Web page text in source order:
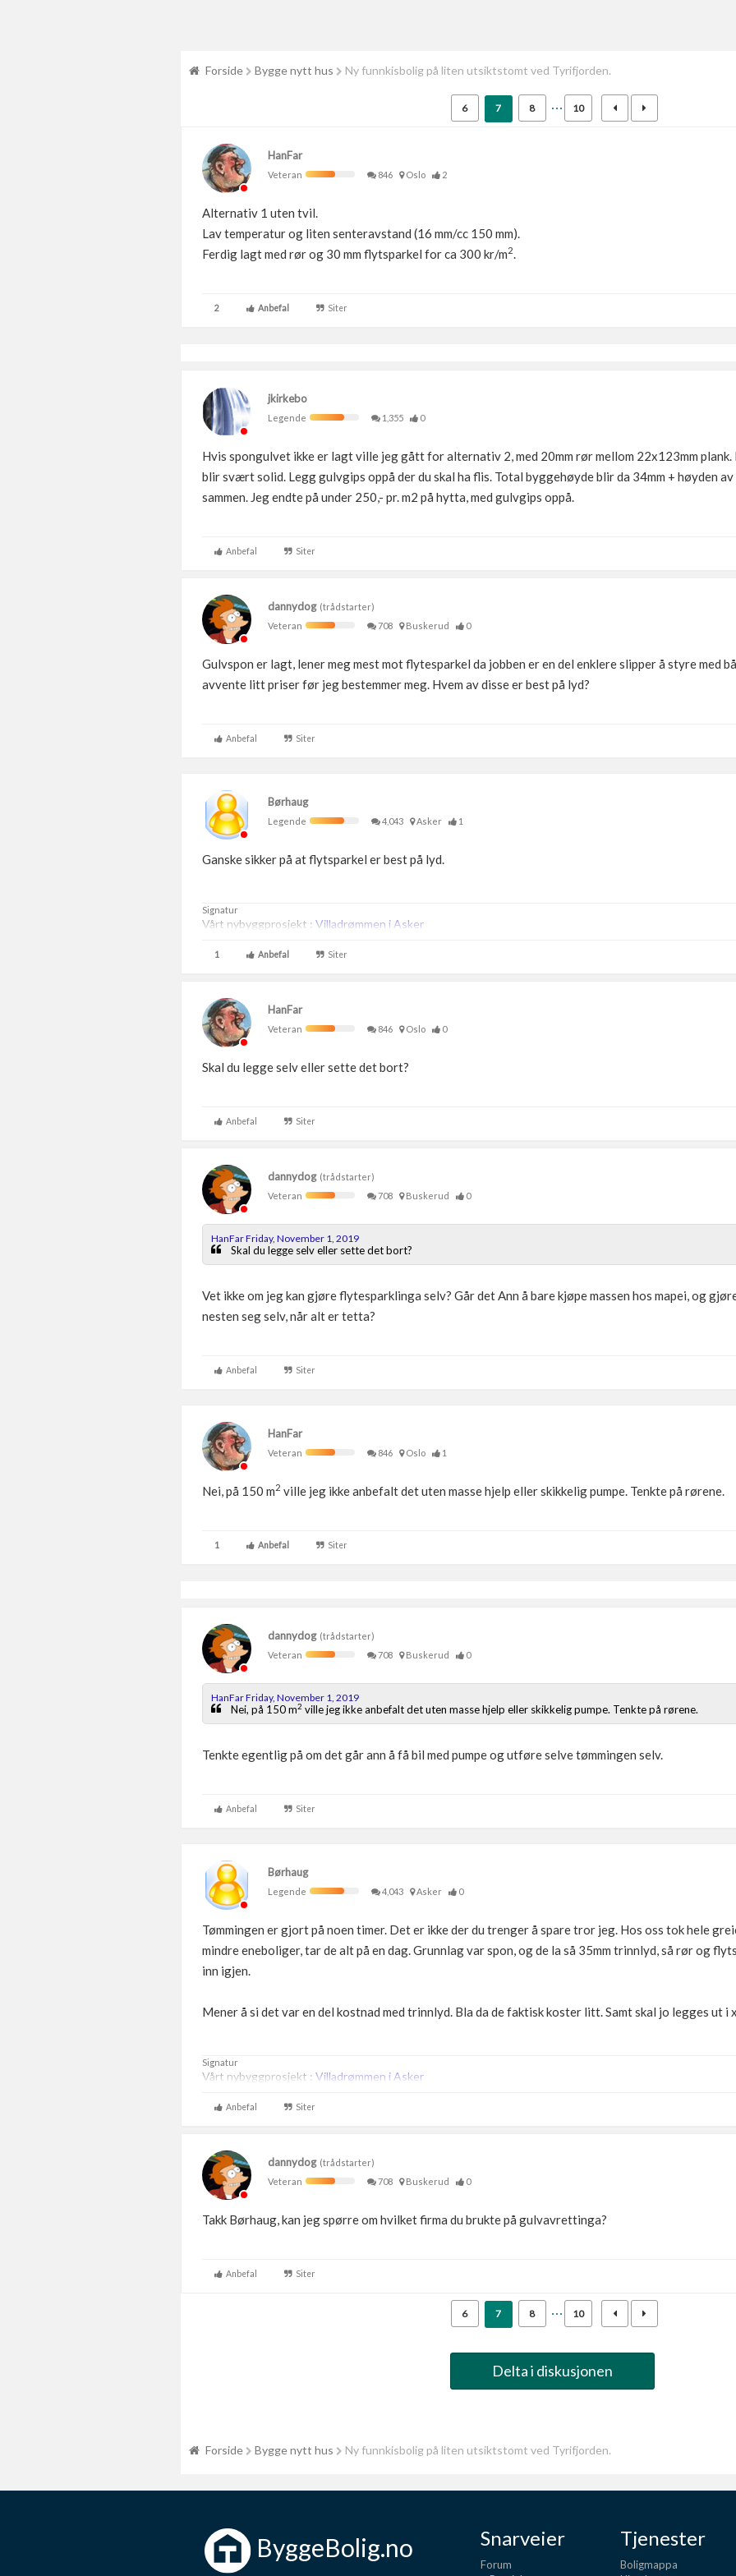
Forside Bygge nytt hus Ny funnkisbolig på liten utsiktstomt ved Tyrifjorden.
6 7 8 10
HanFar
Veteran
846 Oslo 2
Alternativ 1 uten tvil.
Lav temperatur og liten senteravstand (16 mm/cc 150 mm).
Ferdig lagt med rør og 30 mm flytsparkel for ca 300 kr/m2.
2 Anbefal Siter
jkirkebo
Legende
1,355 0
Hvis spongulvet ikke er lagt ville jeg gått for alternativ 2, med 20mm rør mellom 22x123mm
blir svært solid. Legg gulvgips oppå der du skal ha flis. Total byggehøyde blir da 34mm + høyden
sammen. Jeg endte på under 250,- pr. m2 på hytta, med gulvgips oppå.
Anbefal Siter
dannydog(trådstarter)
Veteran
708 Buskerud 0
Gulvspon er lagt, lener meg mest mot flytesparkel da jobben er en del enklere slipper å styre med
avvente litt priser før jeg bestemmer meg. Hvem av disse er best på lyd?
Anbefal Siter
Børhaug
Legende
4,043 Asker 1
Ganske sikker på at flytsparkel er best på lyd.
Signatur
Vårt nybyggprosjekt : Villadrømmen i Asker
1 Anbefal Siter
HanFar
Veteran
846 Oslo 0
Skal du legge selv eller sette det bort?
Anbefal Siter
dannydog(trådstarter)
Veteran
708 Buskerud 0
HanFar Friday, November 1, 2019
Skal du legge selv eller sette det bort?
Vet ikke om jeg kan gjøre flytesparklinga selv? Går det Ann å bare kjøpe massen hos mapei, og
nesten seg selv, når alt er tetta?
Anbefal Siter
HanFar
Veteran
846 Oslo 1
Nei, på 150 m2 ville jeg ikke anbefalt det uten masse hjelp eller skikkelig pumpe. Tenkte på rørene.
1 Anbefal Siter
dannydog(trådstarter)
Veteran
708 Buskerud 0
HanFar Friday, November 1, 2019
Nei, på 150 m2 ville jeg ikke anbefalt det uten masse hjelp eller skikkelig pumpe. Tenkte på rørene.
Tenkte egentlig på om det går ann å få bil med pumpe og utføre selve tømmingen selv.
Anbefal Siter
Børhaug
Legende
4,043 Asker 0
Tømmingen er gjort på noen timer. Det er ikke der du trenger å spare tror jeg. Hos oss tok hele
mindre eneboliger, tar de alt på en dag. Grunnlag var spon, og de la så 35mm trinnlyd, så rør og
inn igjen.
Mener å si det var en del kostnad med trinnlyd. Bla da de faktisk koster litt. Samt skal jo legges ut i
Signatur
Vårt nybyggprosjekt : Villadrømmen i Asker
Anbefal Siter
dannydog(trådstarter)
Veteran
708 Buskerud 0
Takk Børhaug, kan jeg spørre om hvilket firma du brukte på gulvavrettinga?
Anbefal Siter
6 7 8 10
Delta i diskusjonen
Forside Bygge nytt hus Ny funnkisbolig på liten utsiktstomt ved Tyrifjorden.
ByggeBolig.no Snarveier
Forum
Tjenester
Boligmappa